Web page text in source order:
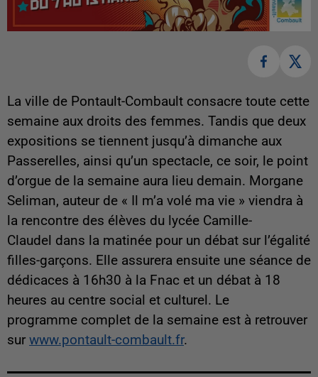
La ville de Pontault-Combault consacre toute cette
semaine aux droits des femmes. Tandis que deux
expositions se tiennent jusqu’à dimanche aux
Passerelles, ainsi qu’un spectacle, ce soir, le point
d’orgue de la semaine aura lieu demain. Morgane
Seliman, auteur de « Il m’a volé ma vie » viendra à
la rencontre des élèves du lycée Camille-
Claudel dans la matinée pour un débat sur l’égalité
filles-garçons. Elle assurera ensuite une séance de
dédicaces à 16h30 à la Fnac et un débat à 18
heures au centre social et culturel. Le
programme complet de la semaine est à retrouver
sur www.pontault-combault.fr.